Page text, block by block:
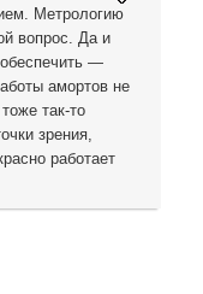
Метрологию
вопрос. Да и
—
амортов не
так-то
зрения,
работает